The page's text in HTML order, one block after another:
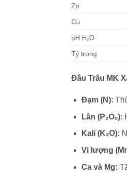
Zn
Cu
pH H₂O
Tỷ trọng
Đầu Trâu MK
Đạm (N):
Lân (P₂O₅):
Kali (K₂O):
Vi lượng
Ca và Mg: